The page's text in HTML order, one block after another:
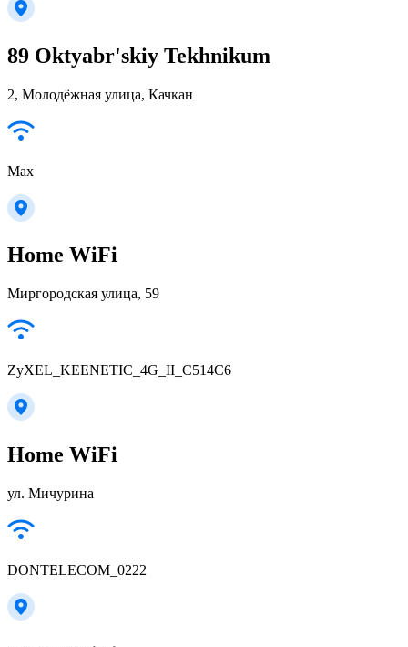
89 Oktyabr'skiy Tekhnikum
2, Молодёжная улица, Качкан
Max
Home WiFi
Миргородская улица, 59
ZyXEL_KEENETIC_4G_II_C514C6
Home WiFi
ул. Мичурина
DONTELECOM_0222